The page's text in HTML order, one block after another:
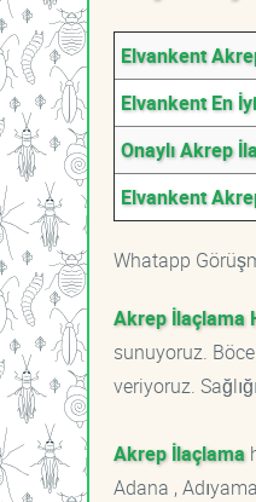
Elvankent
Elvankent En
Onaylı Akrep
Elvankent
Whatapp
Akrep İlaçlama
sunuyoruz.
veriyoruz.
Akrep İlaçlama
Adana ,